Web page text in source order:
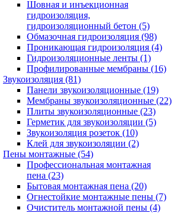
Шовная и инъекционная
гидроизоляция,
гидроизоляционный бетон (5)
Обмазочная гидроизоляция (98)
Проникающая гидроизоляция (4)
Гидроизоляционные ленты (1)
Профилированные мембраны (16)
Звукоизоляция (81)
Панели звукоизоляционные (19)
Мембраны звукоизоляционные (22)
Плиты звукоизоляционные (23)
Герметик для звукоизоляции (5)
Звукоизоляция розеток (10)
Клей для звукоизоляции (2)
Пены монтажные (54)
Профессиональная монтажная
пена (23)
Бытовая монтажная пена (20)
Огнестойкие монтажные пены (7)
Очиститель монтажной пены (4)